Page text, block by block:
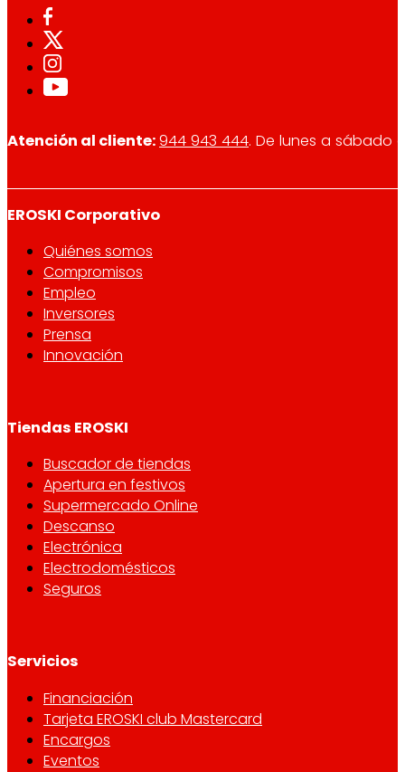
Atención al cliente:944 943 444. De lunes a sábado
EROSKI Corporativo
Quiénes somos
Compromisos
Empleo
Inversores
Prensa
Innovación
Tiendas EROSKI
Buscador de tiendas
Apertura en festivos
Supermercado Online
Descanso
Electrónica
Electrodomésticos
Seguros
Servicios
Financiación
Tarjeta EROSKI club Mastercard
Encargos
Eventos